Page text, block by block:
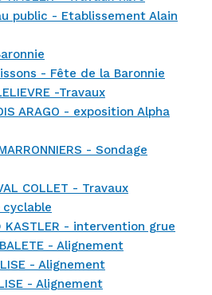
public - Etablissement Alain
- Fête de la Baronnie
-Travaux
ARAGO - exposition Alpha
- Sondage
COLLET - Travaux
KASTLER - intervention grue
- Alignement
- Alignement
- Alignement